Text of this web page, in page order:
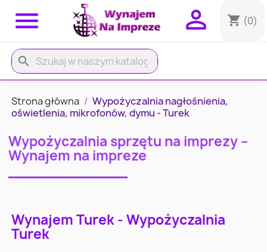
 shopping_cart (0)

search
Strona główna
Wypożyczalnia nagłośnienia,
oświetlenia, mikrofonów, dymu - Turek
Wypożyczalnia sprzętu na imprezy –
Wynajem na impreze
Wynajem Turek - Wypożyczalnia
Turek